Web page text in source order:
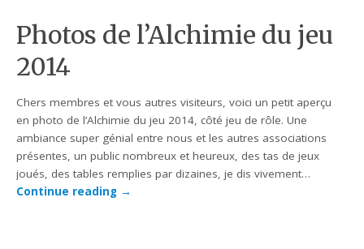
Photos de l’Alchimie du jeu
2014
Chers membres et vous autres visiteurs, voici un petit aperçu
en photo de l’Alchimie du jeu 2014, côté jeu de rôle. Une
ambiance super génial entre nous et les autres associations
présentes, un public nombreux et heureux, des tas de jeux
joués, des tables remplies par dizaines, je dis vivement…
Continue reading →